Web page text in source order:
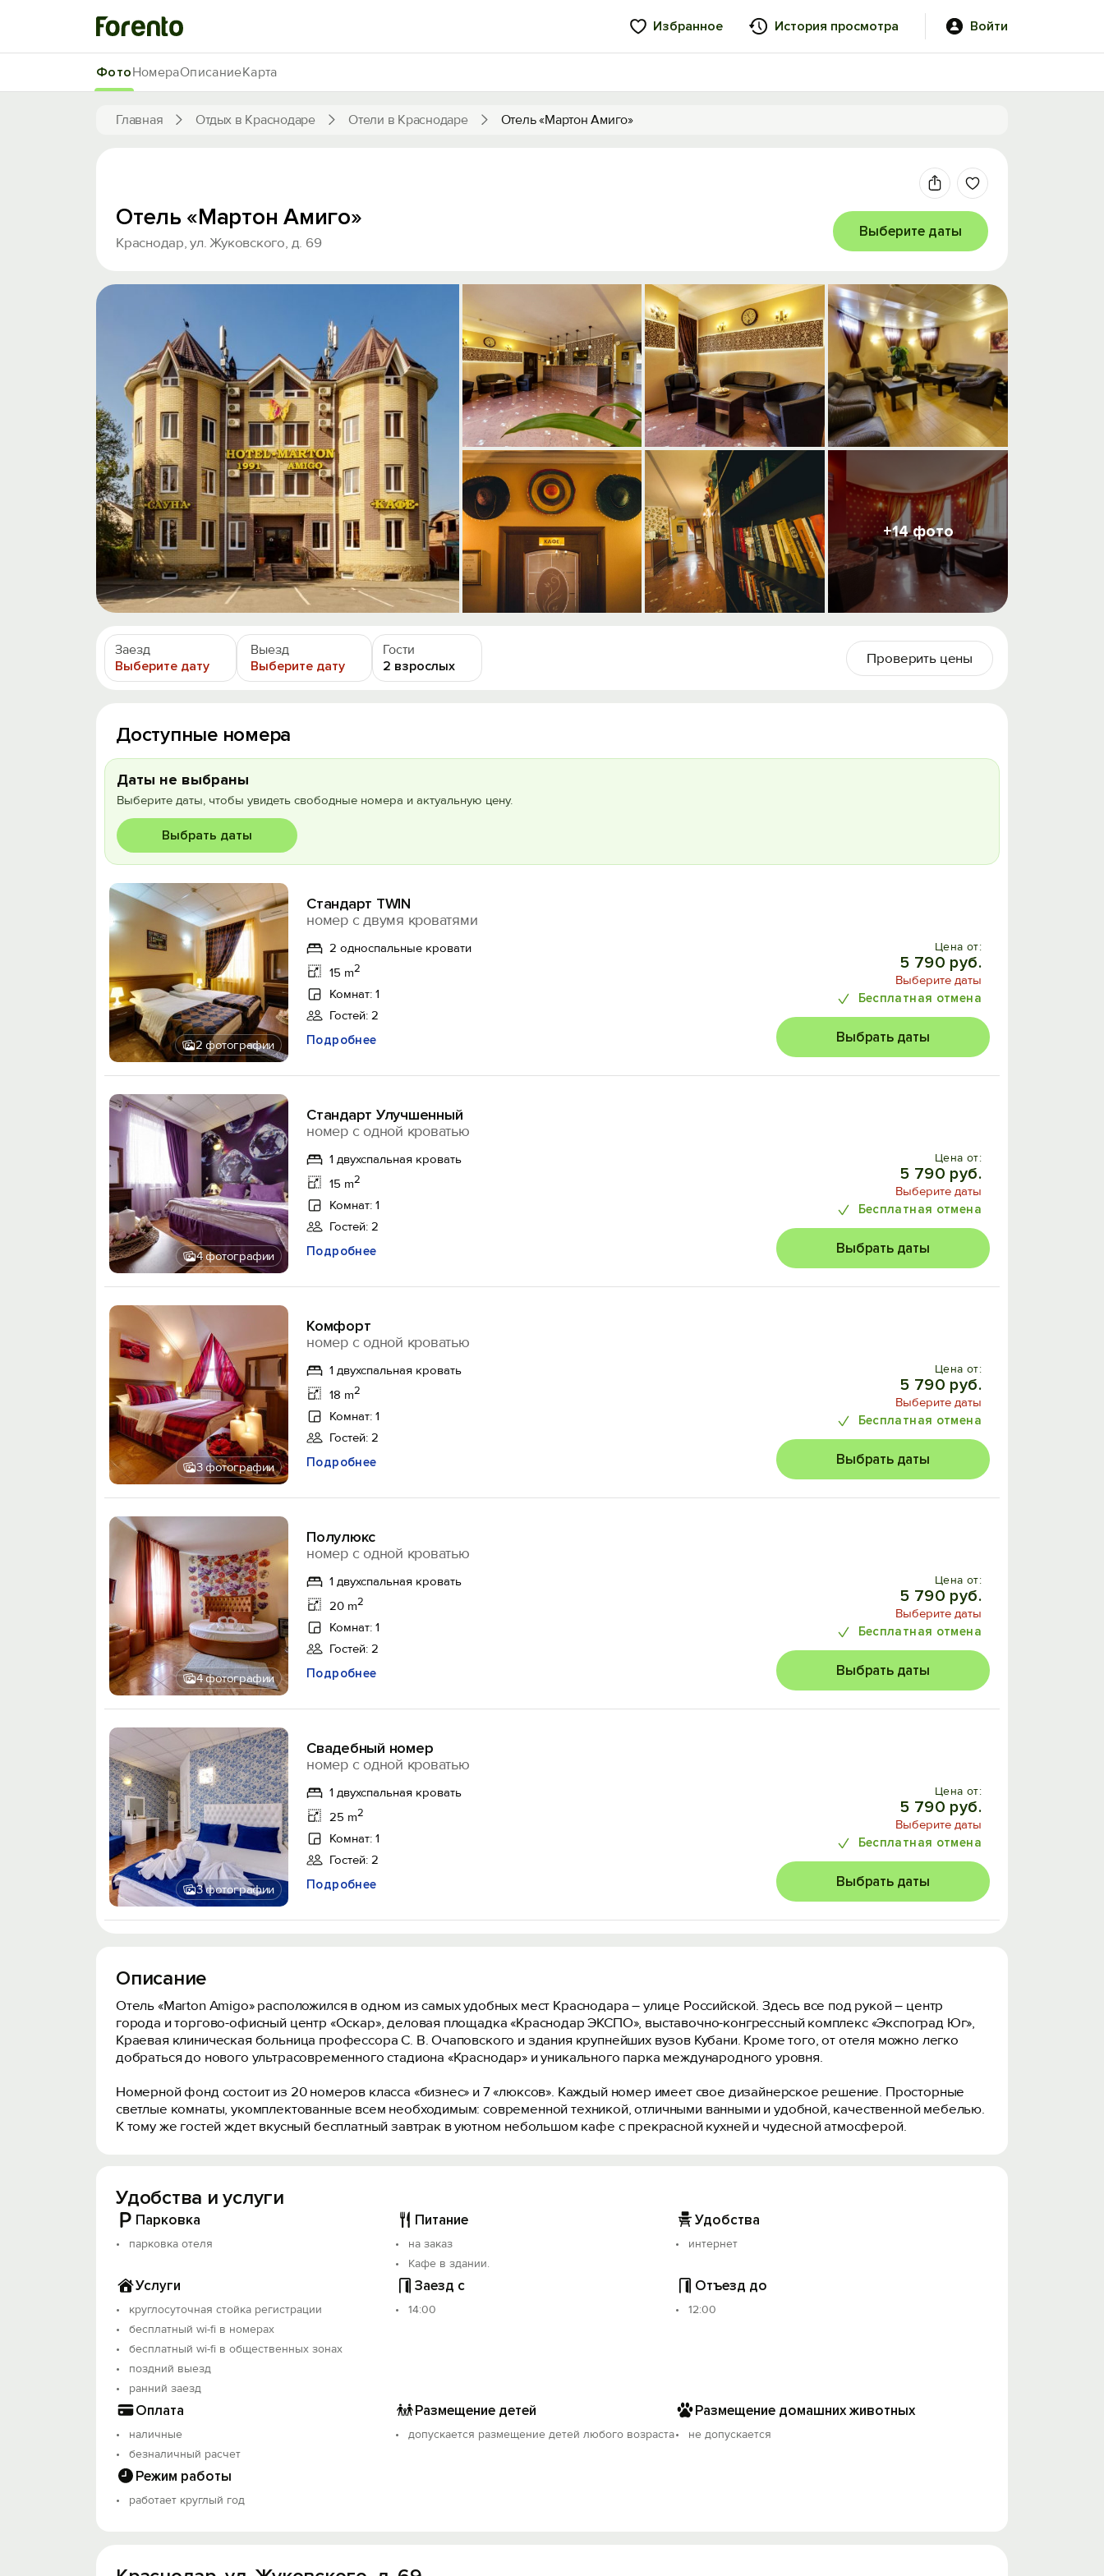
Избранное История просмотра Войти
Главная Отдых в Краснодаре Отели в Краснодаре Отель «Мартон Амиго»
ФотоНомераОписаниеКарта
+14 фото
Отель «Мартон Амиго»
Краснодар, ул. Жуковского, д. 69
Выберите даты
Заезд
Выберите дату
Выезд
Выберите дату
Гости
2 взрослых
Проверить цены
Доступные номера
Даты не выбраны
Выберите даты, чтобы увидеть свободные номера и актуальную цену.
Выбрать даты
2 фотографии
Стандарт TWIN
номер с двумя кроватями
2 односпальные кровати
15 m2
Комнат: 1
Гостей: 2
Подробнее
Цена от:
5 790 руб.
Выберите даты
Бесплатная отмена
Выбрать даты
4 фотографии
Стандарт Улучшенный
номер с одной кроватью
1 двухспальная кровать
15 m2
Комнат: 1
Гостей: 2
Подробнее
Цена от:
5 790 руб.
Выберите даты
Бесплатная отмена
Выбрать даты
3 фотографии
Комфорт
номер с одной кроватью
1 двухспальная кровать
18 m2
Комнат: 1
Гостей: 2
Подробнее
Цена от:
5 790 руб.
Выберите даты
Бесплатная отмена
Выбрать даты
4 фотографии
Полулюкс
номер с одной кроватью
1 двухспальная кровать
20 m2
Комнат: 1
Гостей: 2
Подробнее
Цена от:
5 790 руб.
Выберите даты
Бесплатная отмена
Выбрать даты
3 фотографии
Свадебный номер
номер с одной кроватью
1 двухспальная кровать
25 m2
Комнат: 1
Гостей: 2
Подробнее
Цена от:
5 790 руб.
Выберите даты
Бесплатная отмена
Выбрать даты
Описание
Отель «Marton Amigo» расположился в одном из самых удобных мест Краснодара – улице Российской. Здесь все под рукой – центр
города и торгово-офисный центр «Оскар», деловая площадка «Краснодар ЭКСПО», выставочно-конгрессный комплекс «Экспоград Юг»,
Краевая клиническая больница профессора С. В. Очаповского и здания крупнейших вузов Кубани. Кроме того, от отеля можно легко
добраться до нового ультрасовременного стадиона «Краснодар» и уникального парка международного уровня.
Номерной фонд состоит из 20 номеров класса «бизнес» и 7 «люксов». Каждый номер имеет свое дизайнерское решение. Просторные
светлые комнаты, укомплектованные всем необходимым: современной техникой, отличными ванными и удобной, качественной мебелью.
К тому же гостей ждет вкусный бесплатный завтрак в уютном небольшом кафе с прекрасной кухней и чудесной атмосферой.
Удобства и услуги
Парковка
парковка отеля
Питание
на заказ
Кафе в здании.
Удобства
интернет
Услуги
круглосуточная стойка регистрации
бесплатный wi-fi в номерах
бесплатный wi-fi в общественных зонах
поздний выезд
ранний заезд
Заезд с
14:00
Отъезд до
12:00
Оплата
наличные
безналичный расчет
Размещение детей
допускается размещение детей любого возраста
Размещение домашних животных
не допускается
Режим работы
работает круглый год